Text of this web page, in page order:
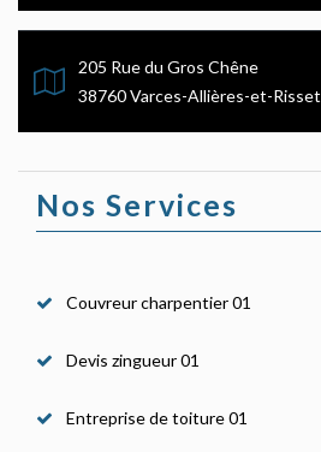
205 Rue du Gros Chêne
38760 Varces-Allières-et-Risset
Nos Services
Couvreur charpentier 01
Devis zingueur 01
Entreprise de toiture 01